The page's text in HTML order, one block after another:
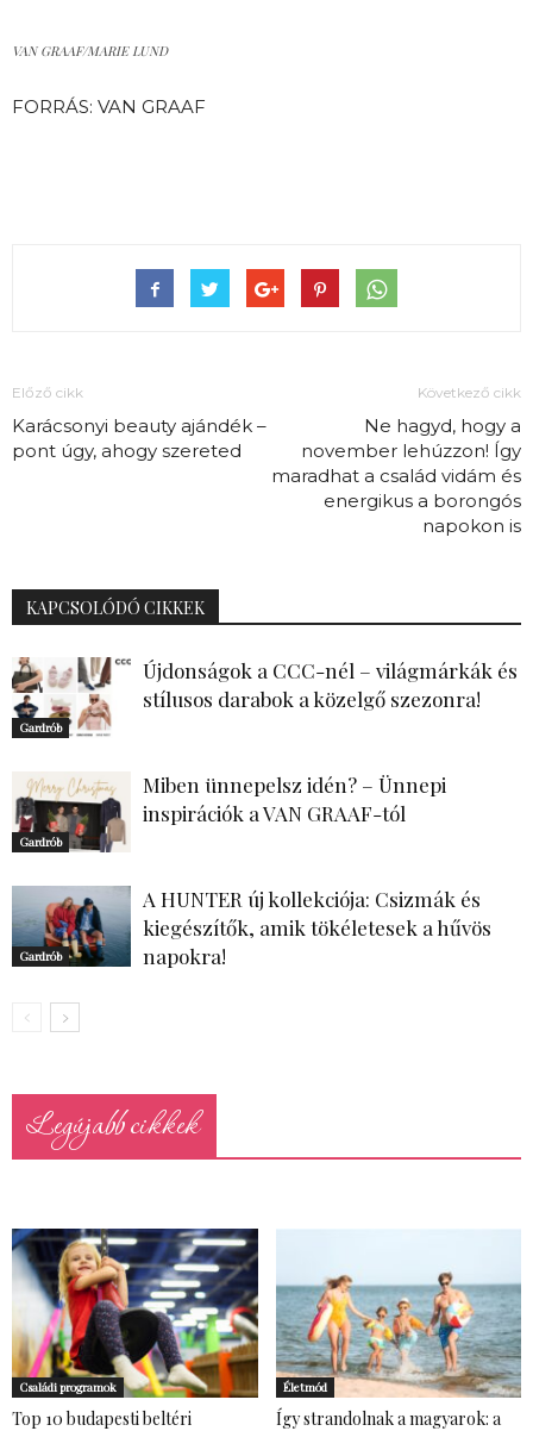
VAN GRAAF/MARIE LUND
FORRÁS: VAN GRAAF
Előző cikk
Karácsonyi beauty ajándék –
pont úgy, ahogy szereted
Következő cikk
Ne hagyd, hogy a
november lehúzzon! Így
maradhat a család vidám és
energikus a borongós
napokon is
KAPCSOLÓDÓ CIKKEK
Gardrób
Újdonságok a CCC-nél – világmárkák és
stílusos darabok a közelgő szezonra!
Gardrób
Miben ünnepelsz idén? – Ünnepi
inspirációk a VAN GRAAF-tól
Gardrób
A HUNTER új kollekciója: Csizmák és
kiegészítők, amik tökéletesek a hűvös
napokra!
Legújabb cikkek
Családi programok
Top 10 budapesti beltéri
Életmód
Így strandolnak a magyarok: a